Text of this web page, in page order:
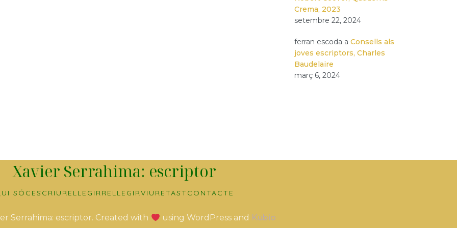
Crema, 2023
setembre 22, 2024
ferran escoda a Consells als
joves escriptors, Charles
Baudelaire
març 6, 2024
Xavier Serrahima: escriptor
SÓC ESCRIURE LLEGIRRELLEGIRVIURETAST CONTACTE
Serrahima: escriptor. Created with using WordPress and Kubio